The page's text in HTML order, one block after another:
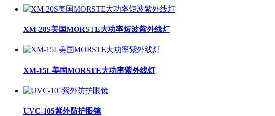
XM-20S美国MORSTE大功率短波紫外线灯
XM-15L美国MORSTE大功率紫外线灯
UVC-105紫外防护眼镜